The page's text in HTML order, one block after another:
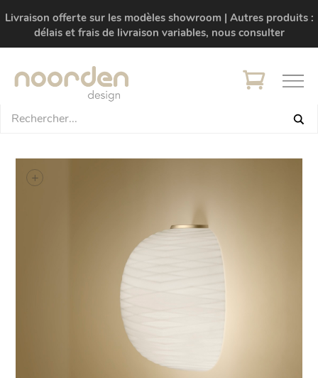
Livraison offerte sur les modèles showroom | Autres produits :
délais et frais de livraison variables, nous consulter
+